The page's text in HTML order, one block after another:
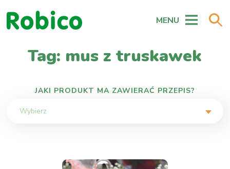
MENU
Tag: mus z truskawek
JAKI PRODUKT MA ZAWIERAĆ PRZEPIS?
Wybierz